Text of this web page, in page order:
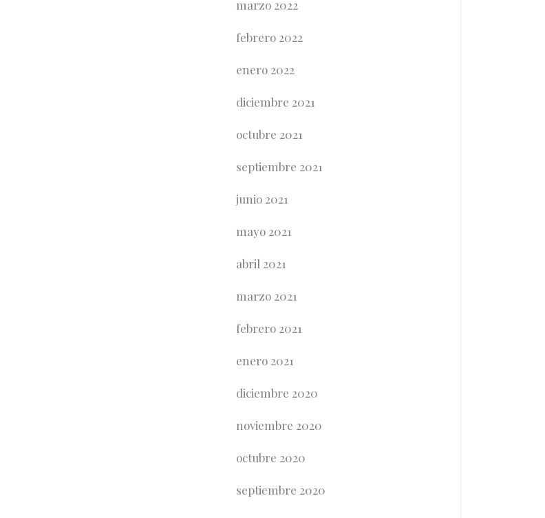
marzo 2022
febrero 2022
enero 2022
diciembre 2021
octubre 2021
septiembre 2021
junio 2021
mayo 2021
abril 2021
marzo 2021
febrero 2021
enero 2021
diciembre 2020
noviembre 2020
octubre 2020
septiembre 2020